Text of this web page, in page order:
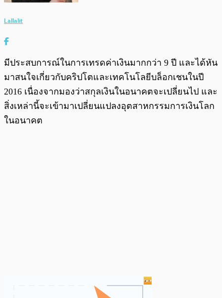
Lallalit
มีประสบการณ์ในการเทรดค่าเงินมากกว่า 9 ปี และได้หัน
มาสนใจเกี่ยวกับคริปโตและเทคโนโลยีบล็อกเชนในปี
2016 เนื่องจากมองว่าสกุลเงินในอนาคตจะเปลี่ยนไป และ
สิ่งเหล่านี้จะเข้ามาเปลี่ยนแปลงอุตสาหกรรมการเงินโลก
ในอนาคต